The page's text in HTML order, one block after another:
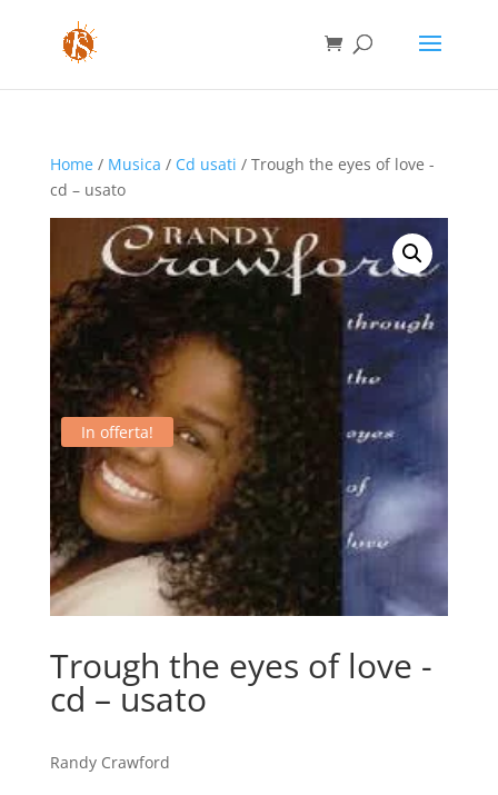
Home/ Musica / Cd usati / Trough the eyes of love -
cd – usato
In offerta!
Trough the eyes of love -
cd – usato
Randy Crawford